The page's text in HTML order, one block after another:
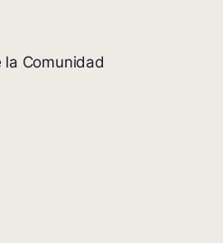
Comunidad